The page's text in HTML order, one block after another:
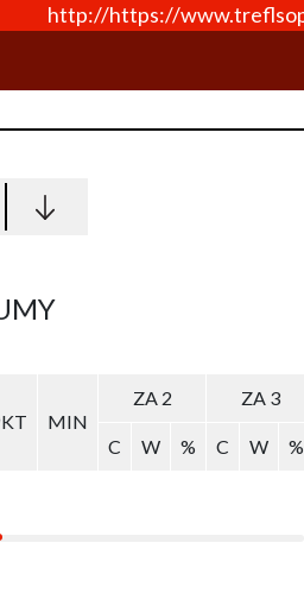
http://https://
MIN
ZA 2 ZA 3
C W % C W %
MIN
ZA 2 ZA 3
C W % C W %